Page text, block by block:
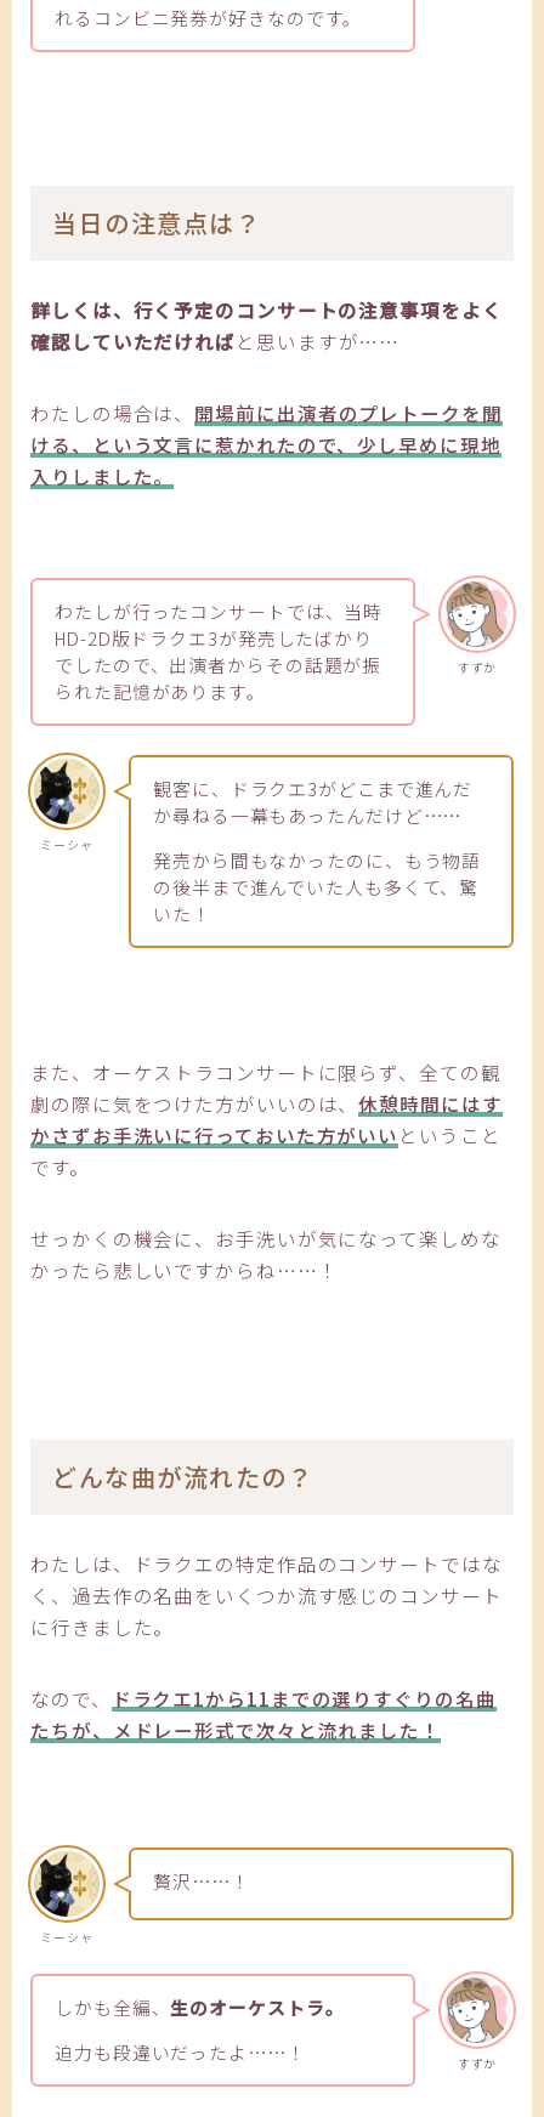
れるコンビニ発券が好きなのです。
当日の注意点は？
詳しくは、行く予定のコンサートの注意事項をよく
確認していただければと思いますが……
わたしの場合は、 開場前に出演者のプレトークを聞
ける、という文言に惹かれたので、少し早めに現地
入りしました。
すずか
わたしが行ったコンサートでは、当時
HD-2D版ドラクエ3が発売したばかり
でしたので、出演者からその話題が振
られた記憶があります。
ミーシャ
観客に、ドラクエ3がどこまで進んだ
か尋ねる一幕もあったんだけど……
発売から間もなかったのに、もう物語
の後半まで進んでいた人も多くて、驚
いた！
また、オーケストラコンサートに限らず、全ての観
劇の際に気をつけた方がいいのは、休憩時間にはす
かさずお手洗いに行っておいた方がいい ということ
です。
せっかくの機会に、お手洗いが気になって楽しめな
かったら悲しいですからね……！
どんな曲が流れたの？
わたしは、ドラクエの特定作品のコンサートではな
く、過去作の名曲をいくつか流す感じのコンサート
に行きました。
なので、
ドラクエ1から11までの選りすぐりの名曲
たちが、メドレー形式で次々と流れました！
ミーシャ
贅沢……！
すずか
しかも全編、生のオーケストラ。
迫力も段違いだったよ……！